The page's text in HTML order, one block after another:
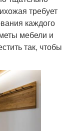
требует
каждого
мебели и
так, чтобы